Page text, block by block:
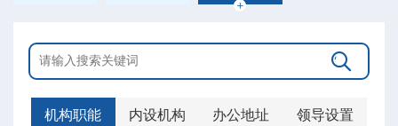


机构职能 内设机构 办公地址 领导设置